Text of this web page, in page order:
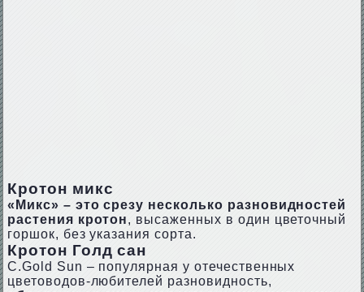
Кротон микс
«Микс» – это срезу несколько разновидностей
растения кротон, высаженных в один цветочный
горшок, без указания сорта.
Кротон Голд сан
С.Gоld Sun – популярная у отечественных
цветоводов-любителей разновидность,